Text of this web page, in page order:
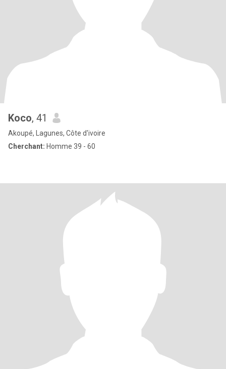
Koco, 41
Akoupé, Lagunes, Côte d'ivoire
Cherchant: Homme 39 - 60